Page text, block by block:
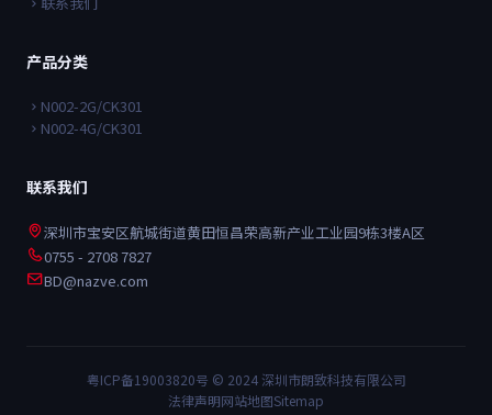
产品分类
N002-2G/CK301
N002-4G/CK301
联系我们
深圳市宝安区航城街道黄田恒昌荣高新产业工业园9栋3楼A区
0755 - 2708 7827
BD@nazve.com
粤ICP备19003820号 © 2024 深圳市朗致科技有限公司
法律声明网站地图Sitemap